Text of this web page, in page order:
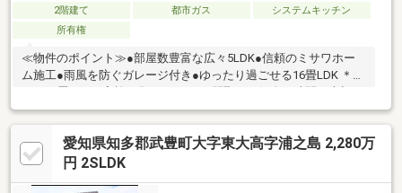
2階建て 都市ガス
システムキッチン
所有権
≪物件のポイント≫●部屋数豊富な広々5LDK●信頼のミサワホー
ム施工●雨風を防ぐガレージ付き●ゆったり過ごせる16畳LDK ＊明
るい16畳LDKに家族が集い、5LDKの間取りで個人の時間も大切に
できます。 ≪周辺環境のポイント≫●ドラッグストア徒歩3分●コ
ンビニまで徒歩5分●小学校まで徒歩13分 ＊買い物施設が身近に充
実し、通学にも安心な平坦で落ち着いた住環境です。
愛知県知多郡武豊町大字東大高字浦之島 2,280万
円 2SLDK